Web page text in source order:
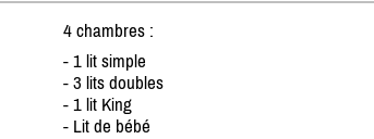
4 chambres :
- 1 lit simple
- 3 lits doubles
- 1 lit King
- Lit de bébé